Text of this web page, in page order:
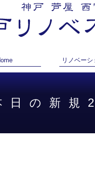
リノベー
の新規